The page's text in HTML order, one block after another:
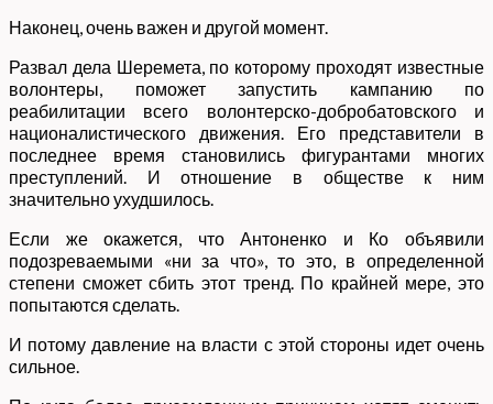
Наконец, очень важен и другой момент.
Развал дела Шеремета, по которому проходят известные
волонтеры, поможет запустить кампанию по
реабилитации всего волонтерско-добробатовского и
националистического движения. Его представители в
последнее время становились фигурантами многих
преступлений. И отношение в обществе к ним
значительно ухудшилось.
Если же окажется, что Антоненко и Ко объявили
подозреваемыми «ни за что», то это, в определенной
степени сможет сбить этот тренд. По крайней мере, это
попытаются сделать.
И потому давление на власти с этой стороны идет очень
сильное.